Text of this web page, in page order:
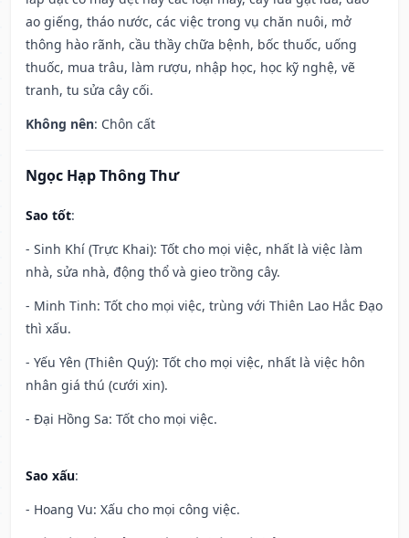
ao giếng, tháo nước, các việc trong vụ chăn nuôi, mở
thông hào rãnh, cầu thầy chữa bệnh, bốc thuốc, uống
thuốc, mua trâu, làm rượu, nhập học, học kỹ nghệ, vẽ
tranh, tu sửa cây cối.
Không nên: Chôn cất
Ngọc Hạp Thông Thư
Sao tốt:
- Sinh Khí (Trực Khai): Tốt cho mọi việc, nhất là việc làm
nhà, sửa nhà, động thổ và gieo trồng cây.
- Minh Tinh: Tốt cho mọi việc, trùng với Thiên Lao Hắc Đạo
thì xấu.
- Yếu Yên (Thiên Quý): Tốt cho mọi việc, nhất là việc hôn
nhân giá thú (cưới xin).
- Đại Hồng Sa: Tốt cho mọi việc.
Sao xấu:
- Hoang Vu: Xấu cho mọi công việc.